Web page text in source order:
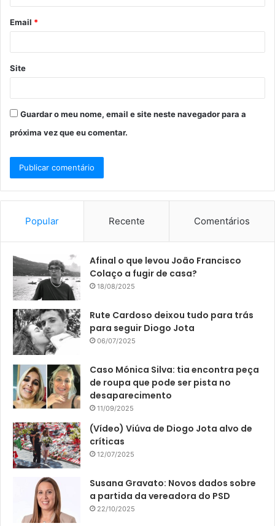
*
Email *
Site
Guardar o meu nome, email e site neste navegador para a
próxima vez que eu comentar.
Popular Recente Comentários
Afinal o que levou João Francisco
Colaço a fugir de casa?
18/08/2025
Rute Cardoso deixou tudo para trás
para seguir Diogo Jota
06/07/2025
Caso Mónica Silva: tia encontra peça
de roupa que pode ser pista no
desaparecimento
11/09/2025
(Vídeo) Viúva de Diogo Jota alvo de
críticas
12/07/2025
Susana Gravato: Novos dados sobre
a partida da vereadora do PSD
22/10/2025